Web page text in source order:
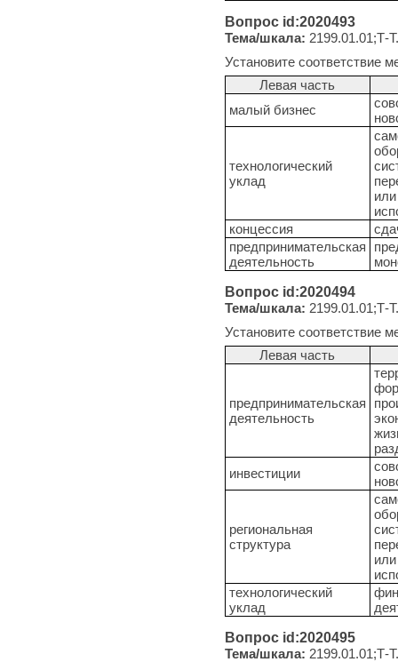
Вопрос id:2020493
Тема/шкала: 2199.01.01;Т-
Установите соответствие
Левая часть
малый бизнес
технологический
уклад
концессия
предпринимательская
деятельность
Вопрос id:2020494
Тема/шкала: 2199.01.01;Т-
Установите соответствие
Левая часть
предпринимательская
деятельность
инвестиции
региональная
структура
технологический
уклад
Вопрос id:2020495
Тема/шкала: 2199.01.01;Т-